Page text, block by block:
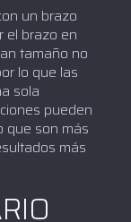
un brazo
el brazo en
tamaño no
lo que las
sola
pueden
que son más
más